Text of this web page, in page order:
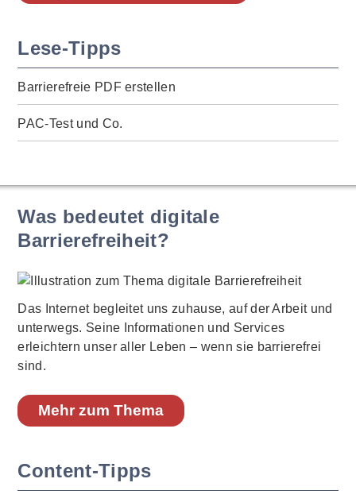
Lese-Tipps
Barrierefreie PDF erstellen
PAC-Test und Co.
Was bedeutet digitale
Barrierefreiheit?
Das Internet begleitet uns zuhause, auf der Arbeit und
unterwegs. Seine Informationen und Services
erleichtern unser aller Leben – wenn sie barrierefrei
sind.
Mehr zum Thema
Content-Tipps